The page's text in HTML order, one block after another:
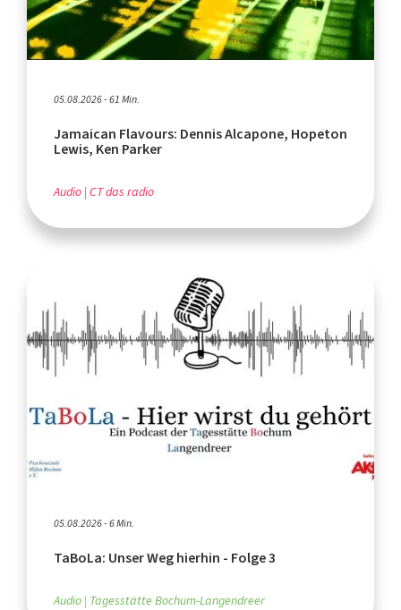
05.08.2026 - 61 Min.
Jamaican Flavours: Dennis Alcapone, Hopeton
Lewis, Ken Parker
Audio CT das radio
05.08.2026 - 6 Min.
TaBoLa: Unser Weg hierhin - Folge 3
Audio Tagesstätte Bochum-Langendreer